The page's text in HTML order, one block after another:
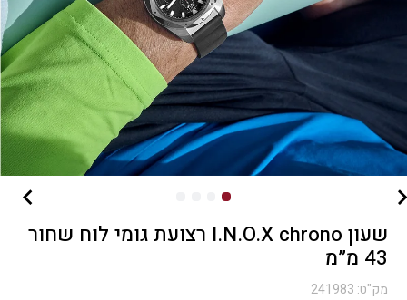
שעון I.N.O.X chrono רצועת גומי לוח שחור
43 מ”מ
מק"ט: 241983